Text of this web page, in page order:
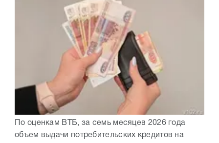
По оценкам ВТБ, за семь месяцев 2026 года
объем выдачи потребительских кредитов на